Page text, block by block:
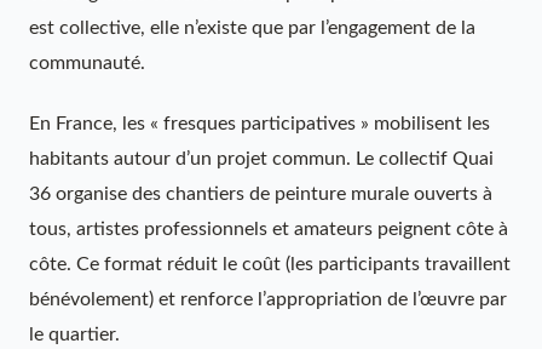
est collective, elle n’existe que par l’engagement de la
communauté.
En France, les « fresques participatives » mobilisent les
habitants autour d’un projet commun. Le collectif Quai
36 organise des chantiers de peinture murale ouverts à
tous, artistes professionnels et amateurs peignent côte à
côte. Ce format réduit le coût (les participants travaillent
bénévolement) et renforce l’appropriation de l’œuvre par
le quartier.